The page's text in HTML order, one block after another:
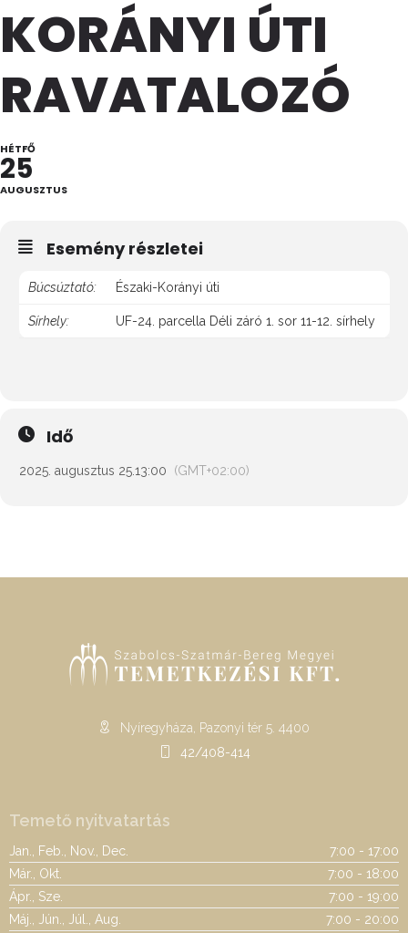
KORÁNYI ÚTI
RAVATALOZÓ
HÉTFŐ
25
AUGUSZTUS
Esemény részletei
Búcsúztató: Északi-Korányi úti
Sírhely: UF-24. parcella Déli záró 1. sor 11-12. sírhely
Idő
2025. augusztus 25.13:00 (GMT+02:00)
Nyíregyháza, Pazonyi tér 5. 4400
42/408-414
Temető nyitvatartás
Jan., Feb., Nov., Dec.
7:00 - 17:00
Már., Okt.
7:00 - 18:00
Ápr., Sze.
7:00 - 19:00
Máj., Jún., Júl., Aug.
7:00 - 20:00